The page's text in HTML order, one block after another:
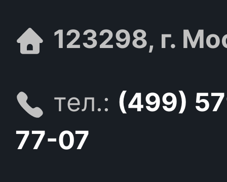
123298, г.
тел.: (499)
77-07